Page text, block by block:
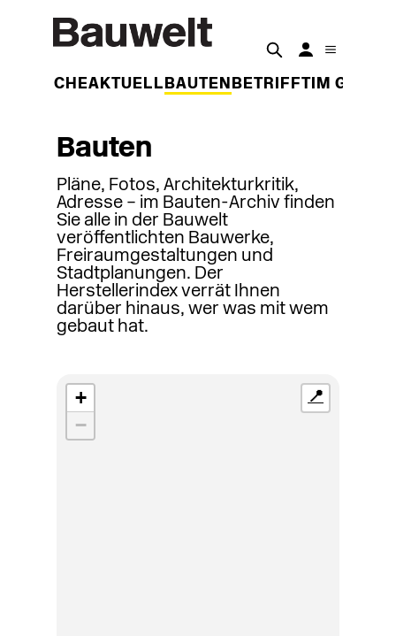
WOCHEAKTUELL BAUTEN BETRIFFT IM
Bauten
Pläne, Fotos, Architekturkritik,
Adresse – im Bauten-Archiv finden
Sie alle in der Bauwelt
veröffentlichten Bauwerke,
Freiraumgestaltungen und
Stadtplanungen. Der
Herstellerindex verrät Ihnen
darüber hinaus, wer was mit wem
gebaut hat.
+
−
📍